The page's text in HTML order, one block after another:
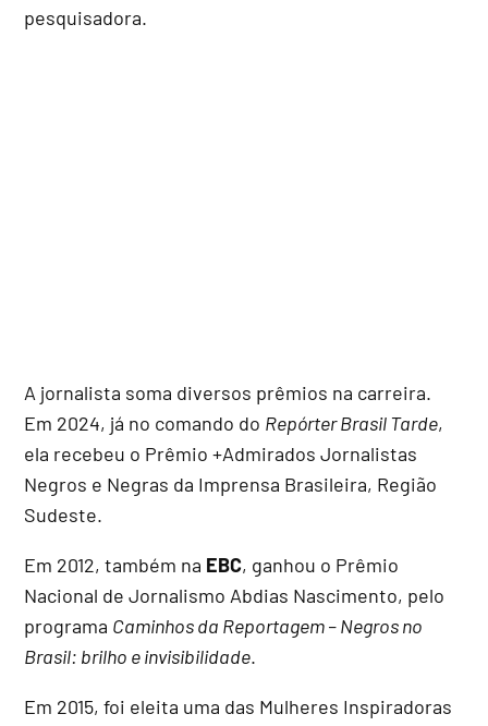
pesquisadora.
A jornalista soma diversos prêmios na carreira.
Em 2024, já no comando do Repórter Brasil Tarde,
ela recebeu o Prêmio +Admirados Jornalistas
Negros e Negras da Imprensa Brasileira, Região
Sudeste.
Em 2012, também na EBC, ganhou o Prêmio
Nacional de Jornalismo Abdias Nascimento, pelo
programa Caminhos da Reportagem – Negros no
Brasil: brilho e invisibilidade.
Em 2015, foi eleita uma das Mulheres Inspiradoras